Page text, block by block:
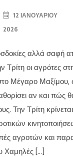
12 ΙΑΝΟΥΑΡΊΟΥ
2026
αλλά σαφή
Τρίτη οι αγρότες
Μέγαρο Μαξίμου,
αν και πώς
Την Τρίτη
αγροτών και
Χαμηλές […]